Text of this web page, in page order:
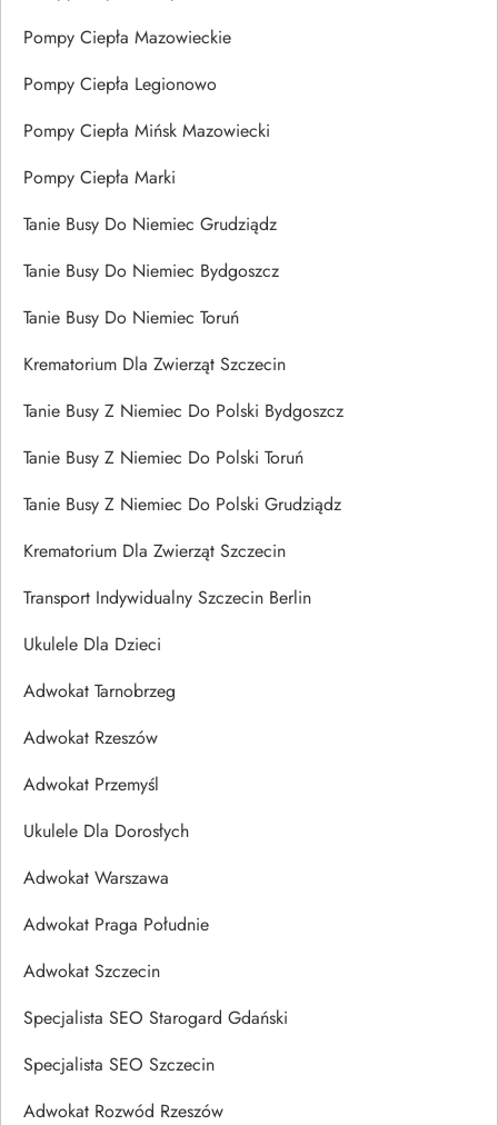
Pompy Ciepła Mazowieckie
Pompy Ciepła Legionowo
Pompy Ciepła Mińsk Mazowiecki
Pompy Ciepła Marki
Tanie Busy Do Niemiec Grudziądz
Tanie Busy Do Niemiec Bydgoszcz
Tanie Busy Do Niemiec Toruń
Krematorium Dla Zwierząt Szczecin
Tanie Busy Z Niemiec Do Polski Bydgoszcz
Tanie Busy Z Niemiec Do Polski Toruń
Tanie Busy Z Niemiec Do Polski Grudziądz
Krematorium Dla Zwierząt Szczecin
Transport Indywidualny Szczecin Berlin
Ukulele Dla Dzieci
Adwokat Tarnobrzeg
Adwokat Rzeszów
Adwokat Przemyśl
Ukulele Dla Dorosłych
Adwokat Warszawa
Adwokat Praga Południe
Adwokat Szczecin
Specjalista SEO Starogard Gdański
Specjalista SEO Szczecin
Adwokat Rozwód Rzeszów